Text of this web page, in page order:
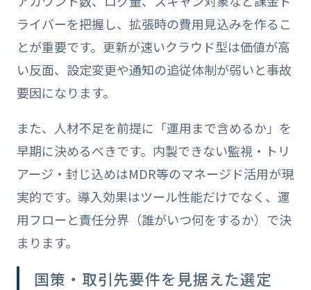
ライバーを把握し、拡張時の費用見込みを作るこ
とが重要です。更新が速いクラウド型は価値が高
い反面、設定変更や通知の追従体制が弱いと事故
要因になります。
また、人材不足を前提に「運用まで含めるか」を
早期に決めるべきです。内製できない監視・トリ
アージ・封じ込めはMDR等のマネージド活用が現
実的です。導入効果はツール性能だけでなく、運
用フローと責任分界（誰がいつ何をするか）で決
まります。
国策・取引先要件を見据えた選定